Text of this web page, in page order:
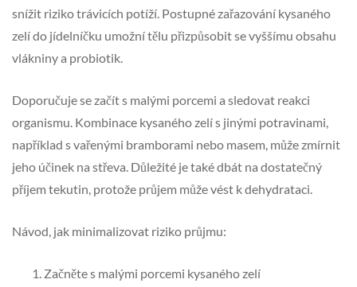
snížit riziko trávicích potíží. Postupné zařazování kysaného
zelí do jídelníčku umožní tělu přizpůsobit se vyššímu obsahu
vlákniny a probiotik.
Doporučuje se začít s malými porcemi a sledovat reakci
organismu. Kombinace kysaného zelí s jinými potravinami,
například s vařenými bramborami nebo masem, může zmírnit
jeho účinek na střeva. Důležité je také dbát na dostatečný
příjem tekutin, protože průjem může vést k dehydrataci.
Návod, jak minimalizovat riziko průjmu:
Začněte s malými porcemi kysaného zelí